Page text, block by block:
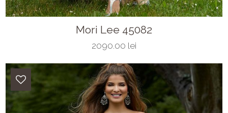
Mori Lee 45082
2090.00 lei